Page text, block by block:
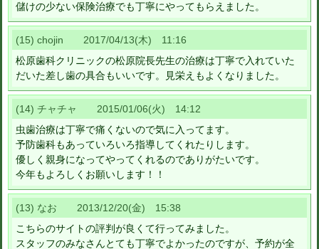
儲けの少ない保険治療でも丁寧にやってもらえました。
(15) chojin 2017/04/13(木) 11:16
松原歯科クリニックの松原院長先生の治療は丁寧で入れていた
だいた差し歯の具合もいいです。見栄えもよくなりました。
(14) チャチャ 2015/01/06(火) 14:12
虫歯治療は丁寧で痛くないので気に入ってます。
予防歯科もあっていろいろ指導してくれたりします。
優しく親身になってやってくれるのでありがたいです。
今年もよろしくお願いします！！
(13) なお 2013/12/20(金) 15:38
こちらのサイトの評判が良くて行ってみました。
スタッフのみなさんとても丁寧でよかったのですが、予約が全